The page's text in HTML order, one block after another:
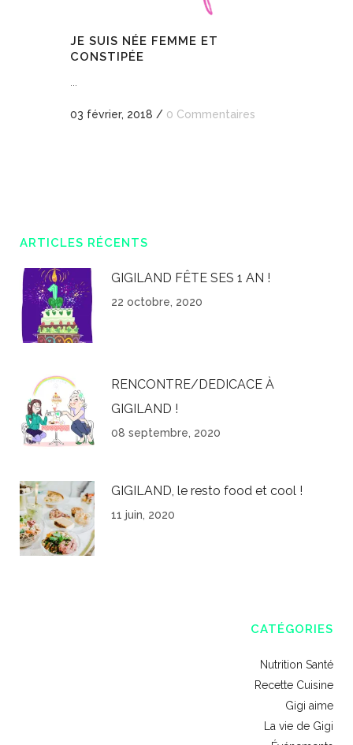
JE SUIS NÉE FEMME ET
CONSTIPÉE
03 février, 2018 / 0 Commentaires
ARTICLES RÉCENTS
GIGILAND FÊTE SES 1 AN !
22 octobre, 2020
RENCONTRE/DEDICACE À
GIGILAND !
08 septembre, 2020
GIGILAND, le resto food et cool !
11 juin, 2020
CATÉGORIES
Nutrition Santé
Recette Cuisine
Gigi aime
La vie de Gigi